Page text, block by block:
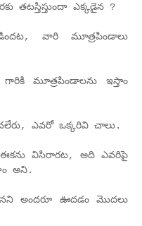
ఎక్కడైన ?
వారి మూత్రపిండాలు
మూత్రపిండాలను ఇస్తాం
ఎవరో ఒక్కరివి చాలు.
ఈకను విసిరారట, అది ఎవరిపై
అని.
అందరూ ఊదడం మొదలు